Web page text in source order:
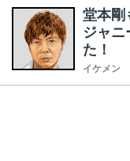
堂本
ジャニ
た！
イケメン